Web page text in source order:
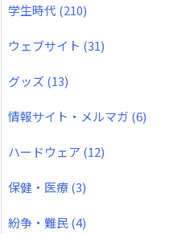
学生時代(210)
ウェブサイト (31)
グッズ (13)
情報サイト・メルマガ (6)
ハードウェア (12)
保健・医療(3)
紛争・難民(4)